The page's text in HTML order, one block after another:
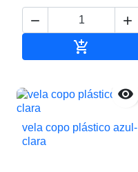
 


vela copo plástico azul-
clara